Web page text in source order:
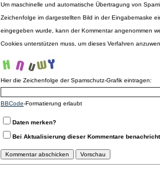
Um maschinelle und automatische Übertragung von
Zeichenfolge im dargestellten Bild in der Eingabemaske
eingegeben wurde, kann der Kommentar angenommen
Cookies unterstützen muss, um dieses Verfahren
Hier die Zeichenfolge der Spamschutz-Grafik eintragen:
BBCode-Formatierung erlaubt
Daten merken?
Bei Aktualisierung dieser Kommentare